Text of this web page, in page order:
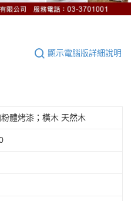
顯示電腦版詳細說明
體烤漆；橫木 天然木